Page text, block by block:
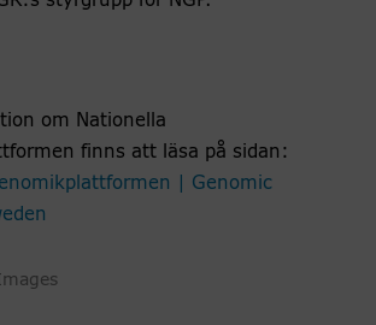
om Nationella
finns att läsa på sidan:
| Genomic